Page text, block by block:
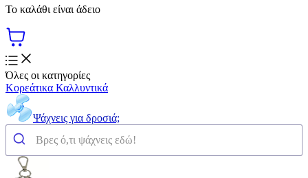
Το καλάθι είναι άδειο
Όλες οι κατηγορίες
Κορεάτικα Καλλυντικά
Ψάχνεις για δροσιά;